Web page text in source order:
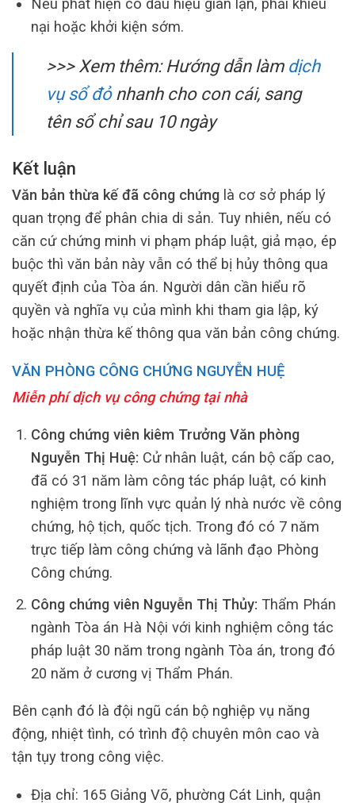
Nếu phát hiện có dấu hiệu gian lận, phải khiếu
nại hoặc khởi kiện sớm.
>>> Xem thêm: Hướng dẫn làm dịch
vụ sổ đỏnhanh cho con cái, sang
tên sổ chỉ sau 10 ngày
Kết luận
Văn bản thừa kế đã công chứng là cơ sở pháp lý
quan trọng để phân chia di sản. Tuy nhiên, nếu có
căn cứ chứng minh vi phạm pháp luật, giả mạo, ép
buộc thì văn bản này vẫn có thể bị hủy thông qua
quyết định của Tòa án. Người dân cần hiểu rõ
quyền và nghĩa vụ của mình khi tham gia lập, ký
hoặc nhận thừa kế thông qua văn bản công chứng.
VĂN PHÒNG CÔNG CHỨNG NGUYỄN HUỆ
Miễn phí dịch vụ công chứng tại nhà
Công chứng viên kiêm Trưởng Văn phòng
Nguyễn Thị Huệ: Cử nhân luật, cán bộ cấp cao,
đã có 31 năm làm công tác pháp luật, có kinh
nghiệm trong lĩnh vực quản lý nhà nước về công
chứng, hộ tịch, quốc tịch. Trong đó có 7 năm
trực tiếp làm công chứng và lãnh đạo Phòng
Công chứng.
Công chứng viên Nguyễn Thị Thủy: Thẩm Phán
ngành Tòa án Hà Nội với kinh nghiệm công tác
pháp luật 30 năm trong ngành Tòa án, trong đó
20 năm ở cương vị Thẩm Phán.
Bên cạnh đó là đội ngũ cán bộ nghiệp vụ năng
động, nhiệt tình, có trình độ chuyên môn cao và
tận tụy trong công việc.
Địa chỉ: 165 Giảng Võ, phường Cát Linh, quận